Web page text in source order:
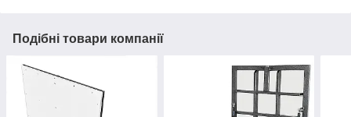
Подібні товари компанії